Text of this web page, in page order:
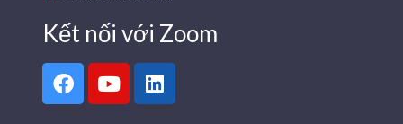
Kết nối với Zoom